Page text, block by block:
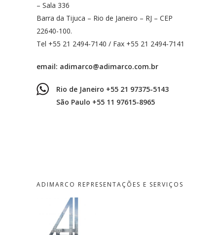
– Sala 336
Barra da Tijuca – Rio de Janeiro – RJ – CEP
22640-100.
Tel +55 21 2494-7140 / Fax +55 21 2494-7141
email: adimarco@adimarco.com.br
Rio de Janeiro +55 21 97375-5143
São Paulo +55 11 97615-8965
ADIMARCO REPRESENTAÇÕES E SERVIÇOS